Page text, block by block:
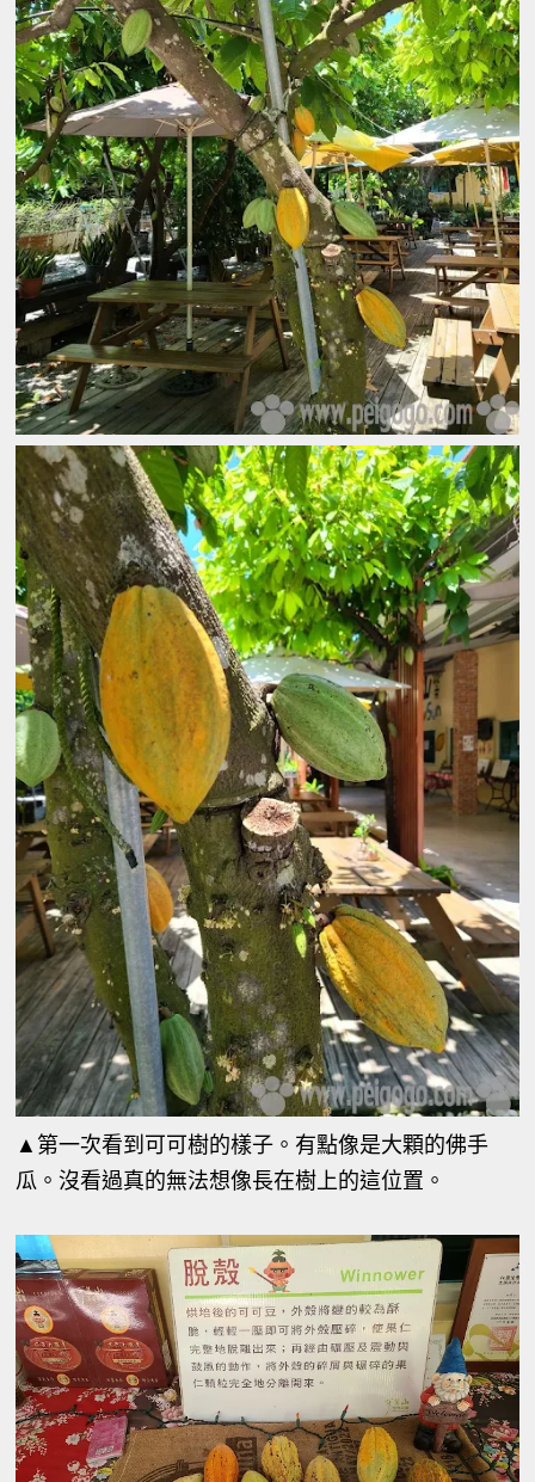
▲第一次看到可可樹的樣子。有點像是大顆的佛手
瓜。沒看過真的無法想像長在樹上的這位置。